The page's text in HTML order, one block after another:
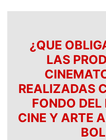
¿QUE
LAS
REALIZADAS
FONDO
CINE Y ARTE